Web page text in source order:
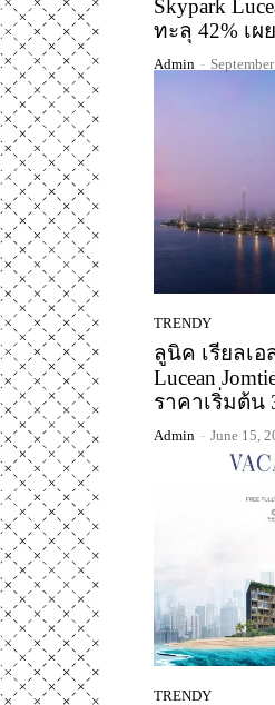
Skypark
ทะลุ 42% เผ
Admin -
TRENDY
ลูนิค เรียลเอ
Lucean
ราคาเริ่มต้น
Admin - June 15,
TRENDY